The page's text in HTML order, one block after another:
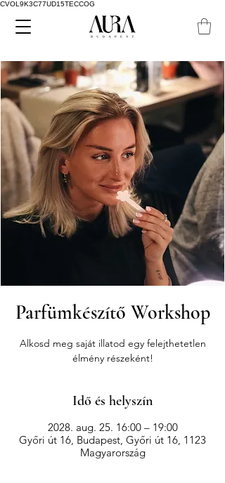
CVOL9K3C77UD15TECCOG
Parfümkészítő Workshop
Alkosd meg saját illatod egy felejthetetlen
élmény részeként!
Idő és helyszín
2028. aug. 25. 16:00 – 19:00
Győri út 16, Budapest, Győri út 16, 1123
Magyarország